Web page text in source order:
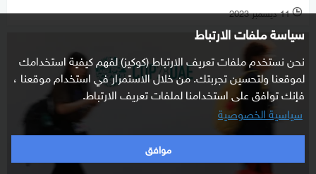
سياسة ملفات الارتباط
نحن نستخدم ملفات تعريف الارتباط (كوكيز) لفهم كيفية استخدامك
لموقعنا ولتحسين تجربتك. من خلال الاستمرار في استخدام موقعنا ،
فإنك توافق على استخدامنا لملفات تعريف الارتباط.
سياسية الخصوصية
موافق
l 11 ديسمبر 2023